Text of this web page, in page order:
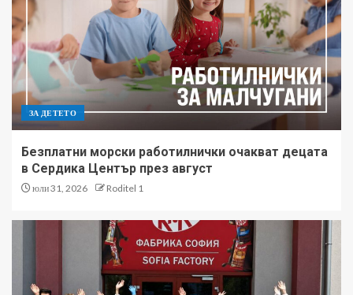
ЗА ДЕТЕТО
Безплатни морски работилнички очакват децата
в Сердика Център през август
юли 31, 2026 Roditel 1